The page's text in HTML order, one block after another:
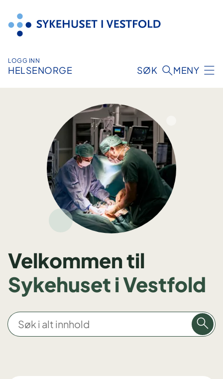
innhold
LOGG INN
HELSENORGE SØK MENY
Velkommen til
Sykehuset i Vestfold
S
ø